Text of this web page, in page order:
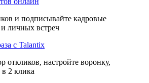
и подписывайте кадровые
личных встреч
с Talantix
откликов, настройте воронку,
2 клика